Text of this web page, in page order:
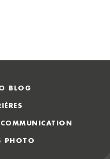
BLOG
COMMUNICATION
PHOTO